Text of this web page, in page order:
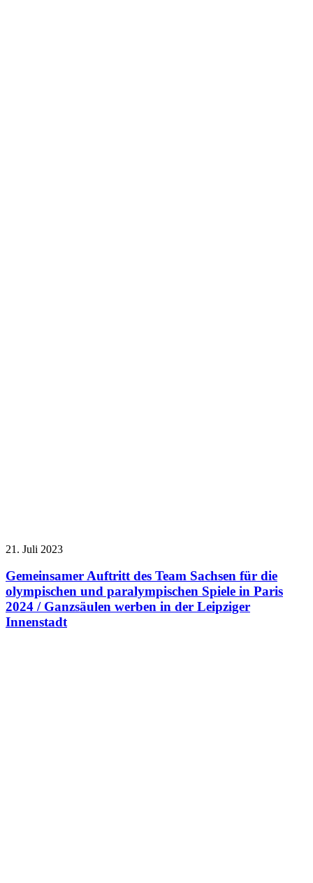
21. Juli 2023
Gemeinsamer Auftritt des Team Sachsen für die
olympischen und paralympischen Spiele in Paris
2024 / Ganzsäulen werben in der Leipziger
Innenstadt